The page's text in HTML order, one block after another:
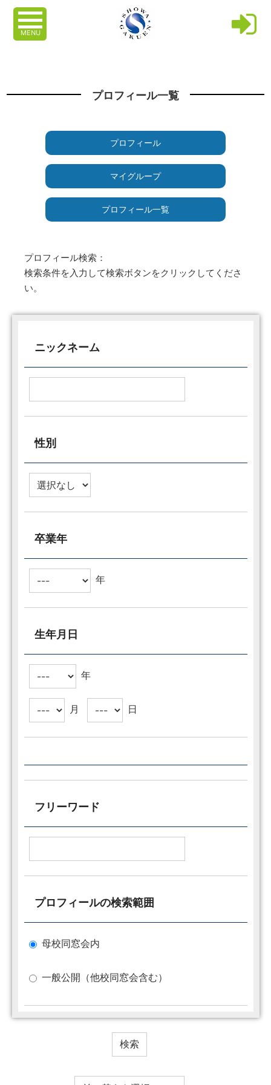
MENU
プロフィール一覧
プロフィール
マイグループ
プロフィール一覧
プロフィール検索：
検索条件を入力して検索ボタンをクリックしてくださ
い。
ニックネーム
性別
卒業年
年
生年月日
年
月 日
フリーワード
プロフィールの検索範囲
母校同窓会内
一般公開（他校同窓会含む）